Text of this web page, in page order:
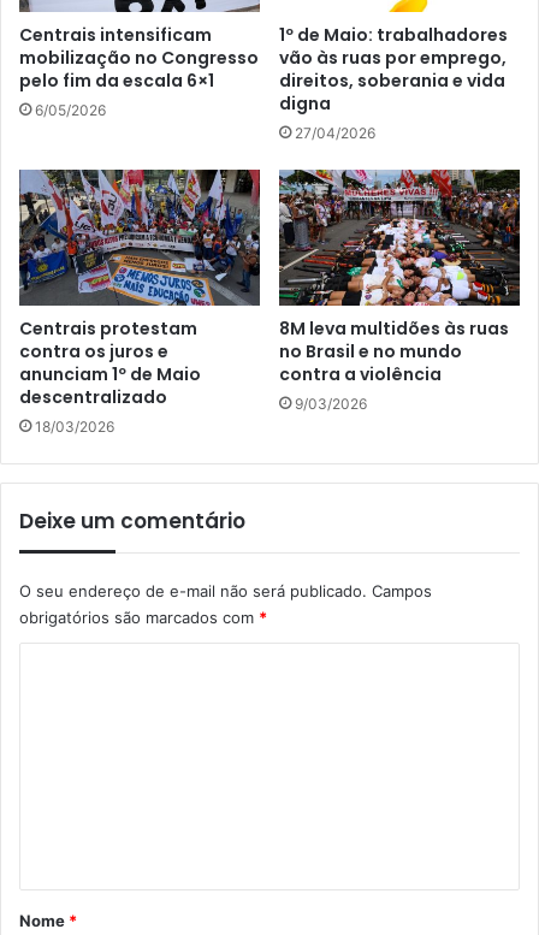
Centrais intensificam
mobilização no Congresso
pelo fim da escala 6×1
6/05/2026
1º de Maio: trabalhadores
vão às ruas por emprego,
direitos, soberania e vida
digna
27/04/2026
Centrais protestam
contra os juros e
anunciam 1º de Maio
descentralizado
18/03/2026
8M leva multidões às ruas
no Brasil e no mundo
contra a violência
9/03/2026
Deixe um comentário
O seu endereço de e-mail não será publicado. Campos
obrigatórios são marcados com *
rNome *